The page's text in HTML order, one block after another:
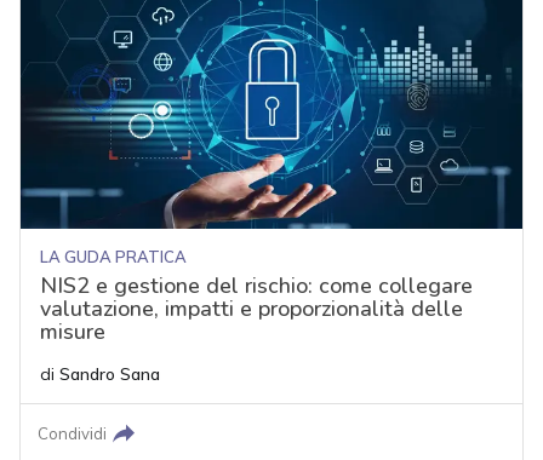
LA GUDA PRATICA
NIS2 e gestione del rischio: come collegare
valutazione, impatti e proporzionalità delle
misure
di Sandro Sana
Condividi